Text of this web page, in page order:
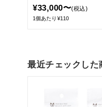
¥33,000〜(税込)
1個あたり¥110
最近チェックした